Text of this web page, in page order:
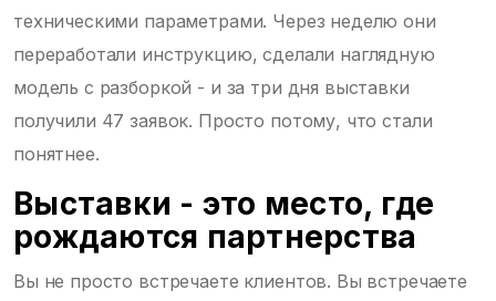
техническими параметрами. Через неделю они
переработали инструкцию, сделали наглядную
модель с разборкой - и за три дня выставки
получили 47 заявок. Просто потому, что стали
понятнее.
Выставки - это место, где
рождаются партнерства
Вы не просто встречаете клиентов. Вы встречаете